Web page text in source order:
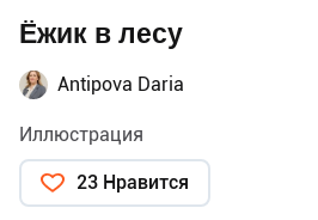
Ёжик в лесу
Antipova Daria
Иллюстрация
23 Нравится